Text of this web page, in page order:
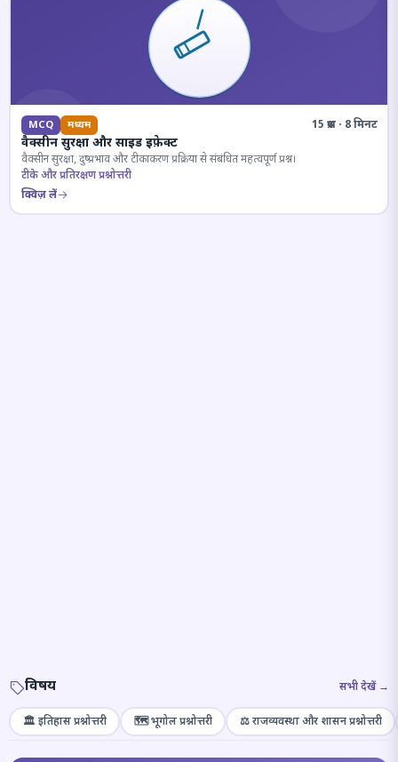
MCQ मध्यम 15 प्रश्न · 8 मिनट
वैक्सीन सुरक्षा और साइड इफ़ेक्ट
वैक्सीन सुरक्षा, दुष्प्रभाव और टीकाकरण प्रक्रिया से संबंधित महत्वपूर्ण प्रश्न।
टीके और प्रतिरक्षण प्रश्नोत्तरी
क्विज़ लें
विषय सभी देखें →
🏛️ इतिहास प्रश्नोत्तरी 🗺️ भूगोल प्रश्नोत्तरी ⚖️ राजव्यवस्था और शासन प्रश्नोत्तरी